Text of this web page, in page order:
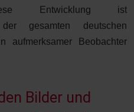
Entwicklung ist
gesamten deutschen
aufmerksamer Beobachter
en Bi der und